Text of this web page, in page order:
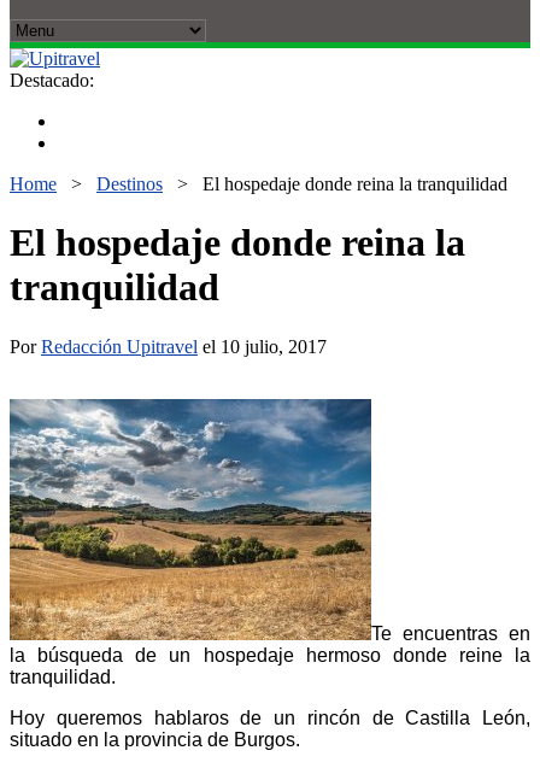
Destacado:
Home > Destinos > El hospedaje donde reina la tranquilidad
El hospedaje donde reina la
tranquilidad
PorRedacción Upitravel el 10 julio, 2017
Te encuentras en
la búsqueda de un hospedaje hermoso donde reine la
tranquilidad.
Hoy queremos hablaros de un rincón de Castilla León,
situado en la provincia de Burgos.